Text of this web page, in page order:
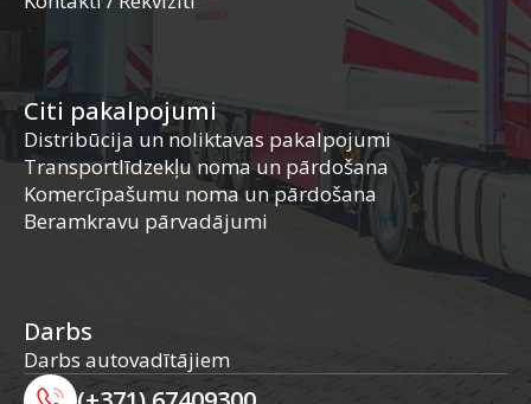
Citi pakalpojumi
Distribūcija un noliktavas pakalpojumi
Transportlīdzekļu noma un pārdošana
Komercīpašumu noma un pārdošana
Beramkravu pārvadājumi
Darbs
Darbs autovadītājiem